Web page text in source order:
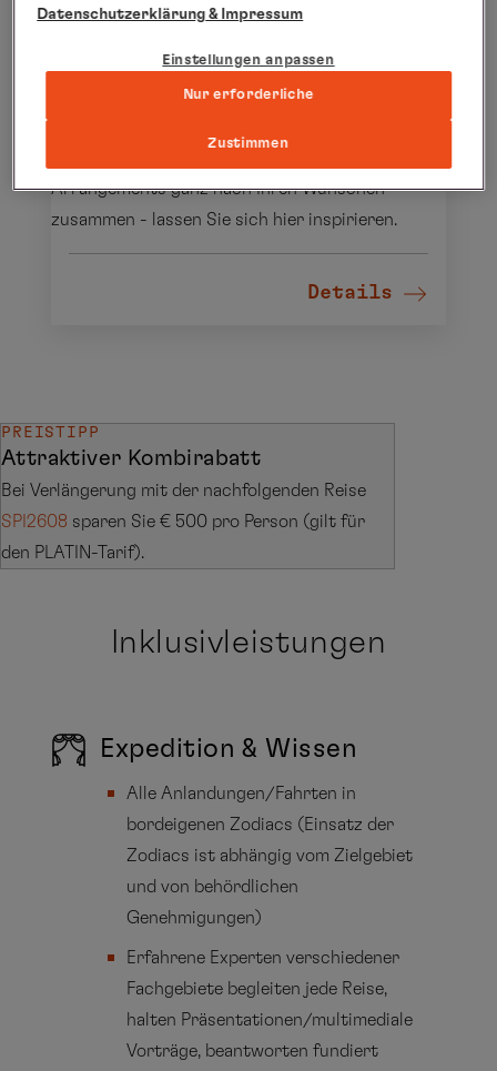
Arrangements ganz nach Ihren Wünschen
zusammen - lassen Sie sich hier inspirieren.
Details
PREISTIPP
Attraktiver Kombirabatt
Bei Verlängerung mit der nachfolgenden Reise
SPI2608 sparen Sie € 500 pro Person (gilt für
den PLATIN-Tarif).
Inklusivleistungen
Expedition & Wissen
Alle Anlandungen/Fahrten in
bordeigenen Zodiacs (Einsatz der
Zodiacs ist abhängig vom Zielgebiet
und von behördlichen
Genehmigungen)
Erfahrene Experten verschiedener
Fachgebiete begleiten jede Reise,
halten Präsentationen/multimediale
Vorträge, beantworten fundiert
Datenschutzerklärung & Impressum
Einstellungen anpassen
Nur erforderliche
Zustimmen